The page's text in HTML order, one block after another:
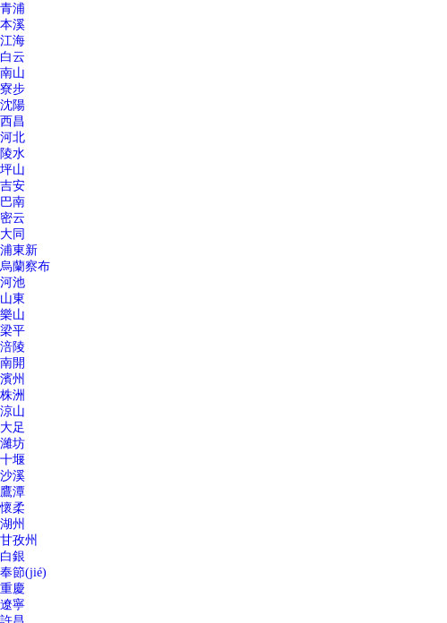
青浦
本溪
江海
白云
南山
寮步
沈陽
西昌
河北
陵水
坪山
吉安
巴南
密云
大同
浦東新
烏蘭察布
河池
山東
樂山
梁平
涪陵
南開
濱州
株洲
涼山
大足
濰坊
十堰
沙溪
鷹潭
懷柔
湖州
甘孜州
白銀
奉節(jié)
重慶
遼寧